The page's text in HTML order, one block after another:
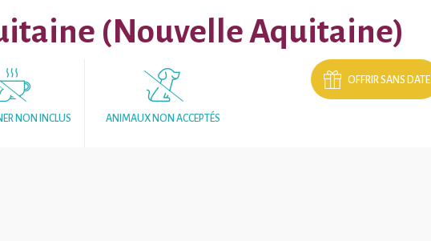
(Nouvelle Aquitaine)
NON INCLUS ANIMAUX NON ACCEPTÉS
OFFRIR SANS DATE